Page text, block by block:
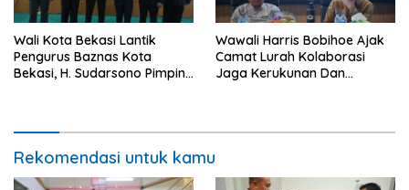
Wali Kota Bekasi Lantik
Pengurus Baznas Kota
Bekasi, H. Sudarsono Pimpin
Wawali Harris Bobihoe Ajak
Camat Lurah Kolaborasi
Jaga Kerukunan Dan
Rekomendasi untuk kamu